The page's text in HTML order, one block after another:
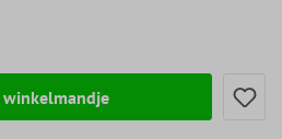
de gewenste